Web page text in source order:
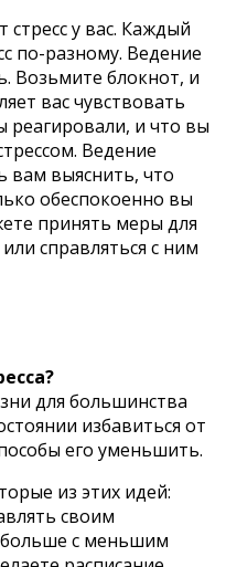
у вас. Каждый
по-разному. Ведение
Возьмите блокнот, и
вас чувствовать
реагировали, и что вы
Ведение
вам выяснить, что
обеспокоенно вы
принять меры для
справляться с ним
для большинства
избавиться от
его уменьшить.
из этих идей:
своим
с меньшим